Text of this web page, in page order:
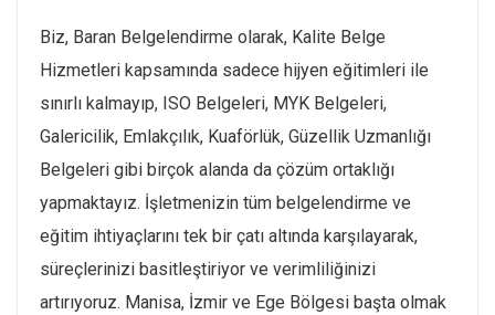
Biz, Baran Belgelendirme olarak, Kalite Belge
Hizmetleri kapsamında sadece hijyen eğitimleri ile
sınırlı kalmayıp, ISO Belgeleri, MYK Belgeleri,
Galericilik, Emlakçılık, Kuaförlük, Güzellik Uzmanlığı
Belgeleri gibi birçok alanda da çözüm ortaklığı
yapmaktayız. İşletmenizin tüm belgelendirme ve
eğitim ihtiyaçlarını tek bir çatı altında karşılayarak,
süreçlerinizi basitleştiriyor ve verimliliğinizi
artırıyoruz. Manisa, İzmir ve Ege Bölgesi başta olmak